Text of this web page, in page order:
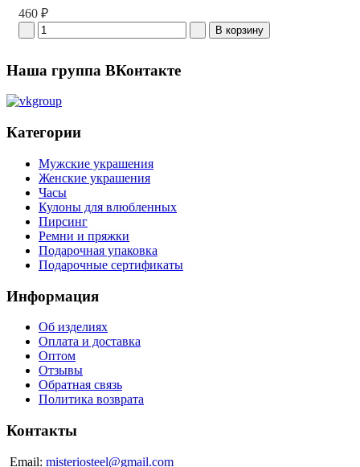
460 ₽
Наша группа ВКонтакте
Категории
Мужские украшения
Женские украшения
Часы
Кулоны для влюбленных
Пирсинг
Ремни и пряжки
Подарочная упаковка
Подарочные сертификаты
Информация
Об изделиях
Оплата и доставка
Оптом
Отзывы
Обратная связь
Политика возврата
Контакты
Email: misteriosteel@gmail.com